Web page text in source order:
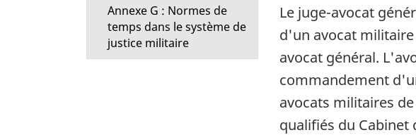
Le juge-avocat
d'un avocat
avocat général.
commandement
avocats militaires
qualifiés du Cabinet
Annexe G : Normes de
temps dans le système de
justice militaire